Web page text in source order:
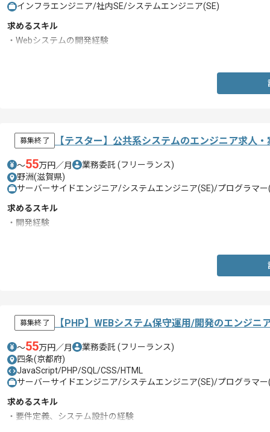
インフラエンジニア/社内SE/システムエンジニア(SE)
求めるスキル
・Webシステムの開発経験
募集終了 【テスター】公共系システムのエンジニア求人・
〜55万円／月 業務委託 (フリーランス)
野洲(滋賀県)
サーバーサイドエンジニア/システムエンジニア(SE)/プログラマー
求めるスキル
・開発経験
募集終了 【PHP】WEBシステム保守運用/開発のエンジニ
〜55万円／月 業務委託 (フリーランス)
四条(京都府)
JavaScript/PHP/SQL/CSS/HTML
サーバーサイドエンジニア/システムエンジニア(SE)/プログラマー
求めるスキル
・要件定義、システム設計の経験